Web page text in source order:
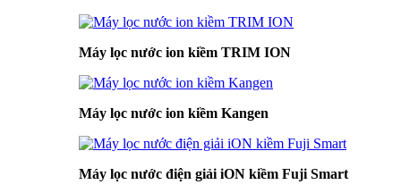
Máy lọc nước ion kiềm TRIM ION
Máy lọc nước ion kiềm Kangen
Máy lọc nước điện giải iON kiềm Fuji Smart